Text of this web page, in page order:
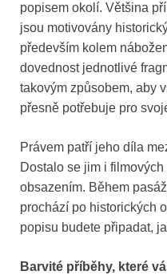
popisem okolí. Většina
jsou motivovány
především kolem
dovednost jednotlivé
takovým způsobem, aby
přesně potřebuje pro
Právem patří jeho díla
Dostalo se jim i
obsazením. Během
prochází po historických
popisu budete připadat,
Barvité příběhy, které